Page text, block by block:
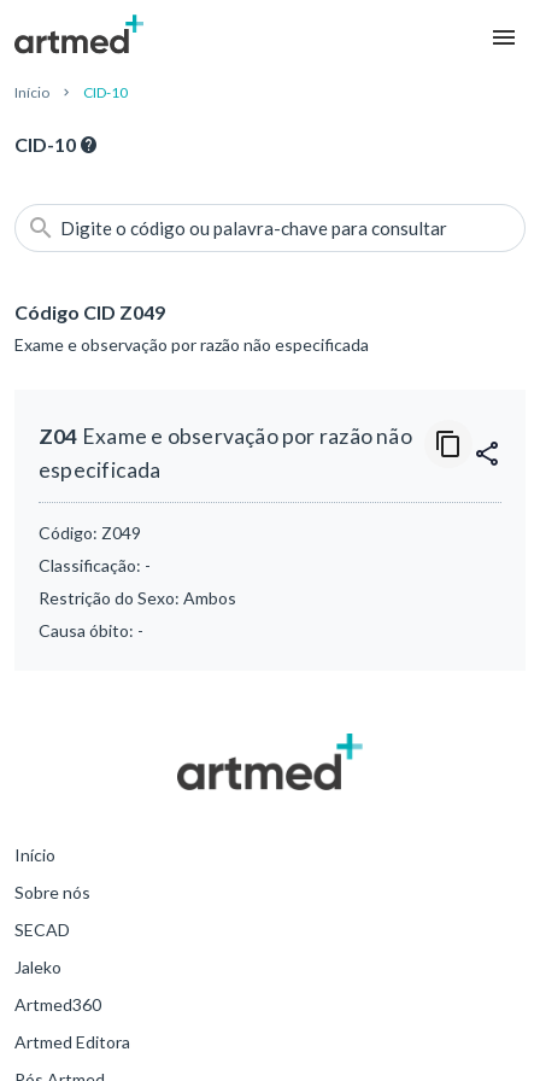
Início CID-10
CID-10
Digite o código ou palavra-chave para consultar
Código CID Z049
Exame e observação por razão não especificada
Z04 Exame e observação por razão não
especificada
Código: Z049
Classificação: -
Restrição do Sexo: Ambos
Causa óbito: -
Início
Sobre nós
SECAD
Jaleko
Artmed360
Artmed Editora